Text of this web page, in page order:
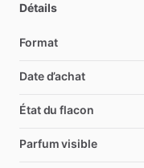
Détails
Format
Date d’achat
État du flacon
Parfum visible